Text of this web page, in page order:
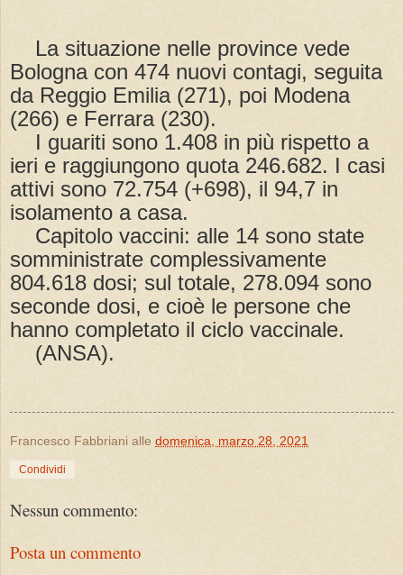
La situazione nelle province vede
Bologna con 474 nuovi contagi, seguita
da Reggio Emilia (271), poi Modena
(266) e Ferrara (230).
I guariti sono 1.408 in più rispetto a
ieri e raggiungono quota 246.682. I casi
attivi sono 72.754 (+698), il 94,7 in
isolamento a casa.
Capitolo vaccini: alle 14 sono state
somministrate complessivamente
804.618 dosi; sul totale, 278.094 sono
seconde dosi, e cioè le persone che
hanno completato il ciclo vaccinale.
(ANSA).
Francesco Fabbriani alle domenica, marzo 28, 2021
Condividi
Nessun commento:
Posta un commento